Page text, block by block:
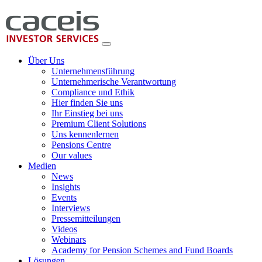
Über Uns
Unternehmensführung
Unternehmerische Verantwortung
Compliance und Ethik
Hier finden Sie uns
Ihr Einstieg bei uns
Premium Client Solutions
Uns kennenlernen
Pensions Centre
Our values
Medien
News
Insights
Events
Interviews
Pressemitteilungen
Videos
Webinars
Academy for Pension Schemes and Fund Boards